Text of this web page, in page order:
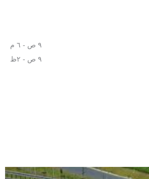
٩ ص - ٦ م
٩ ص - ٢ظ